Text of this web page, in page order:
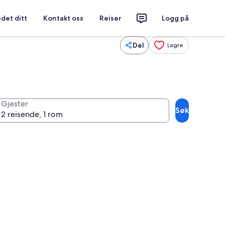
ditt Kontakt oss Reiser Logg på
Del Lagre
Gjester
Søk